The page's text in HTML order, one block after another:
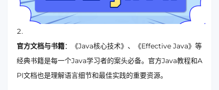
官方文档与书籍：《Java核心技术》、《Effective Java》等
经典书籍是每一个Java学习者的案头必备。官方Java教程和A
PI文档也是理解语言细节和最佳实践的重要资源。